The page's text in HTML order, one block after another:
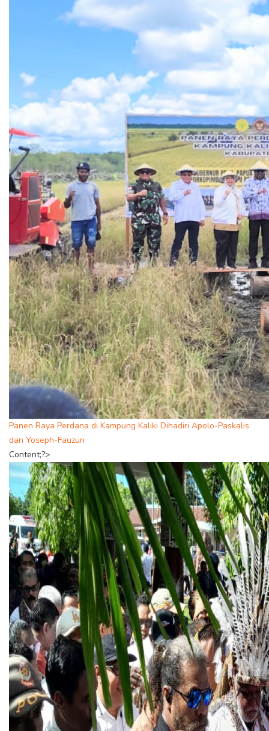
Panen Raya Perdana di Kampung Kaliki Dihadiri Apolo-Paskalis
dan Yoseph-Fauzun
Content;?>